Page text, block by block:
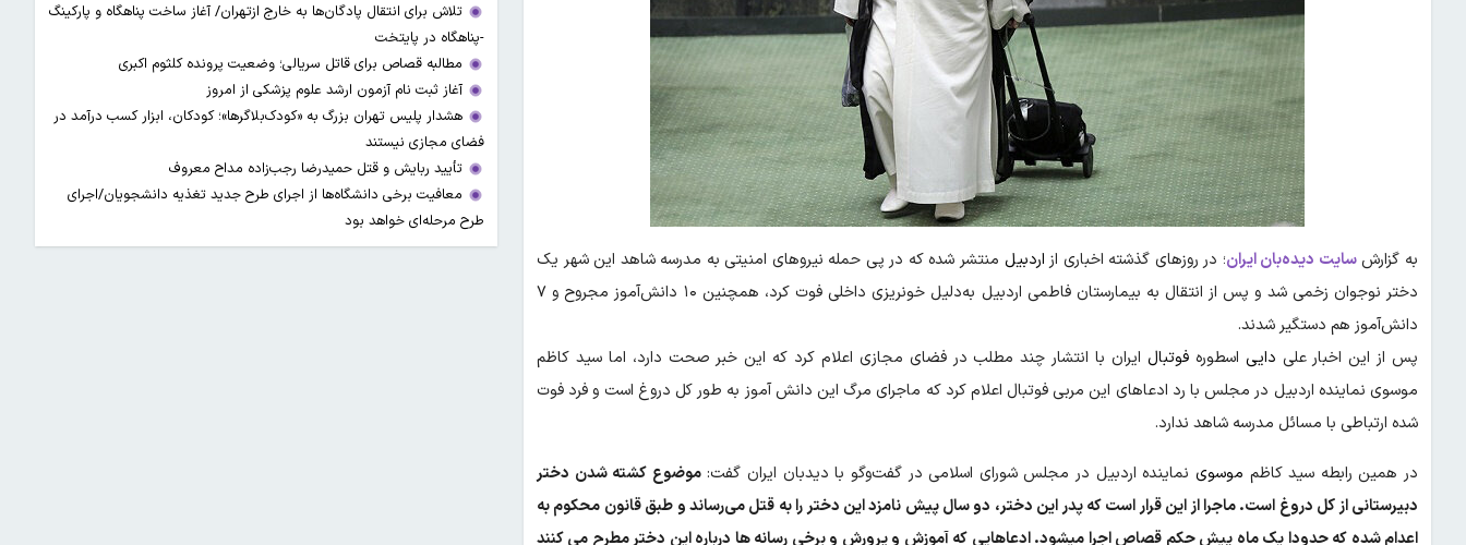
به گزارشسایت دیده‌بان ایران؛ در روزهای گذشته اخباری از اردبیل منتشر شده که در پی حمله نیروهای امنیتی به مدرسه شاهد این شهر یک
دختر نوجوان زخمی شد و پس از انتقال به بیمارستان فاطمی اردبیل به‌دلیل خونریزی داخلی فوت کرد، همچنین ۱۰ دانش‌آموز مجروح و ۷
دانش‌آموز هم دستگیر شدند.
پس از این اخبار علی دایی اسطوره فوتبال ایران با انتشار چند مطلب در فضای مجازی اعلام کرد که این خبر صحت دارد، اما سید کاظم
موسوی نماینده اردبیل در مجلس با رد ادعاهای این مربی فوتبال اعلام کرد که ماجرای مرگ این دانش آموز به طور کل دروغ است و فرد فوت
شده ارتباطی با مسائل مدرسه شاهد ندارد.
در همین رابطه سید کاظم موسوی نماینده اردبیل در مجلس‌ شورای اسلامی در گفت‌وگو با دیدبان ایران گفت:موضوع کشته شدن دختر
دبیرستانی از کل دروغ است. ماجرا از این قرار است که پدر این دختر، دو سال پیش نامزد این دختر را به قتل می‌رساند و طبق قانون محکوم به
اعدام شده که حدودا یک ماه پیش حکم قصاص اجرا میشود. ادعاهایی که آموزش و پرورش و برخی رسانه ها درباره این دختر مطرح می کنند
تلاش برای انتقال پادگان‌ها به خارج ازتهران/ آغاز ساخت پناهگاه و پارکینگ
-پناهگاه در پایتخت
مطالبه قصاص برای قاتل سریالی؛ وضعیت پرونده کلثوم اکبری
آغاز ثبت نام آزمون ارشد علوم پزشکی از امروز
هشدار پلیس تهران بزرگ به «کودک‌بلاگرها»؛ کودکان، ابزار کسب درآمد در
فضای مجازی نیستند
تأیید ربایش و قتل حمیدرضا رجب‌زاده مداح معروف
معافیت برخی دانشگاه‌ها از اجرای طرح جدید تغذیه دانشجویان/اجرای
طرح مرحله‌ای خواهد بود